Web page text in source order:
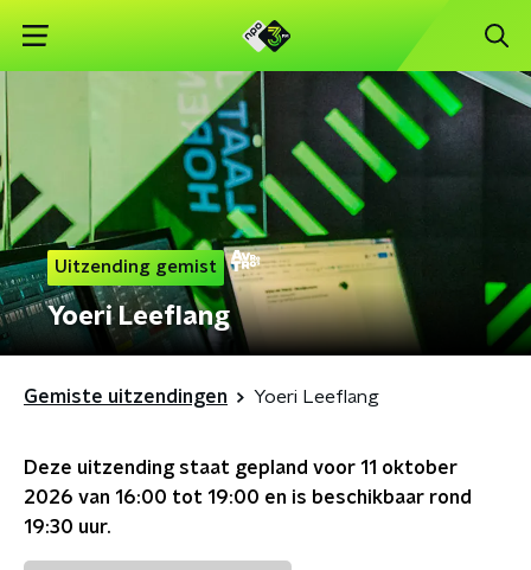
Uitzending gemist
Yoeri Leeflang
Gemiste uitzendingen Yoeri Leeflang
Deze uitzending staat gepland voor 11 oktober
2026 van 16:00 tot 19:00 en is beschikbaar rond
19:30 uur.